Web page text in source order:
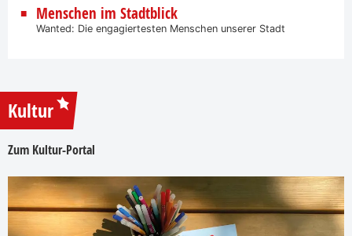
Menschen im Stadtblick
Wanted: Die engagiertesten Menschen unserer Stadt
Kultur
Zum Kultur-Portal